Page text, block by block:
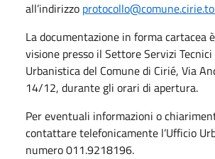
all’indirizzo
La documentazione in forma cartacea
visione presso il Settore Servizi
Urbanistica del Comune di Cirié, Via
14/12, durante gli orari di apertura.
Per eventuali informazioni o
contattare telefonicamente l’Ufficio
numero 011.9218196.